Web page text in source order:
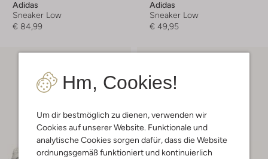
Hm, Cookies!
Um dir bestmöglich zu dienen, verwenden wir
Cookies auf unserer Website. Funktionale und
analytische Cookies sorgen dafür, dass die Website
ordnungsgemäß funktioniert und kontinuierlich
Adidas
Sneaker Low
€ 84,99
Adidas
Sneaker Low
€ 49,95